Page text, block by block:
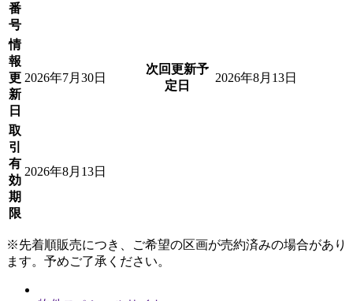
番
号
情
報
更
新
日
2026年7月30日
次回更新予
定日
2026年8月13日
取
引
有
効
期
限
2026年8月13日
※先着順販売につき、ご希望の区画が売約済みの場合があり
ます。予めご了承ください。